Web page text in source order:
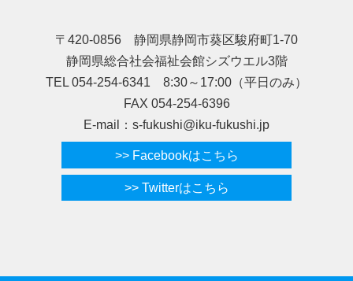
〒420-0856 静岡県静岡市葵区駿府町1-70
静岡県総合社会福祉会館シズウエル3階
TEL 054-254-6341 8:30～17:00（平日のみ）
FAX 054-254-6396
E-mail：s-fukushi@iku-fukushi.jp
>> Facebookはこちら
>> Twitterはこちら